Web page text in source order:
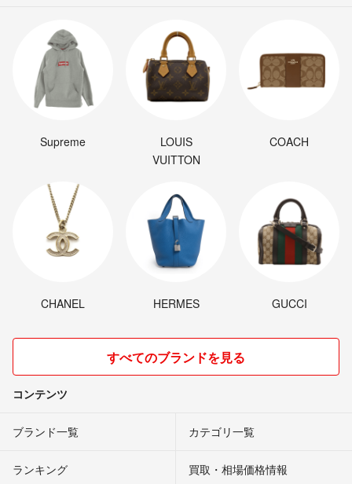
Supreme
LOUIS
VUITTON
COACH
CHANEL HERMES GUCCI
すべてのブランドを見る
コンテンツ
ブランド一覧 カテゴリ一覧
ランキング 買取・相場価格情報